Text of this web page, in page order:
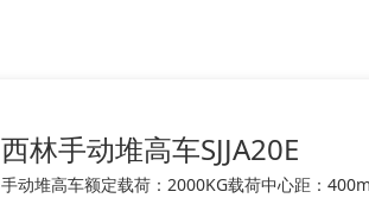
西林手动堆高车SJJA20E
手动堆高车额定载荷：2000KG载荷中心距：